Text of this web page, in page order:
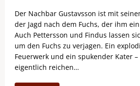
Der Nachbar Gustavsson ist mit
der Jagd nach dem Fuchs, der ihm
Auch Pettersson und Findus lassen
um den Fuchs zu verjagen. Ein
Feuerwerk und ein spukender Kater
eigentlich reichen…